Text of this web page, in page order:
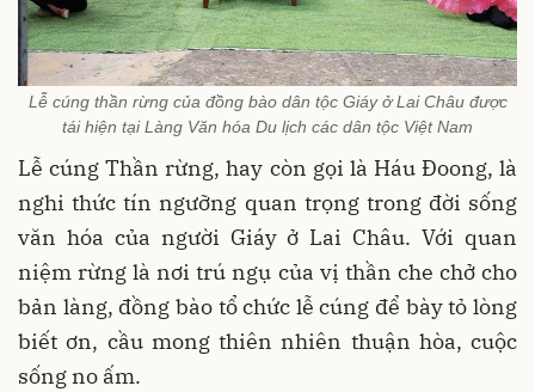
Lễ cúng thần rừng của đồng bào dân tộc Giáy ở Lai Châu được
tái hiện tại Làng Văn hóa Du lịch các dân tộc Việt Nam
Lễ cúng Thần rừng, hay còn gọi là Háu Đoong, là
nghi thức tín ngưỡng quan trọng trong đời sống
văn hóa của người Giáy ở Lai Châu. Với quan
niệm rừng là nơi trú ngụ của vị thần che chở cho
bản làng, đồng bào tổ chức lễ cúng để bày tỏ lòng
biết ơn, cầu mong thiên nhiên thuận hòa, cuộc
sống no ấm.